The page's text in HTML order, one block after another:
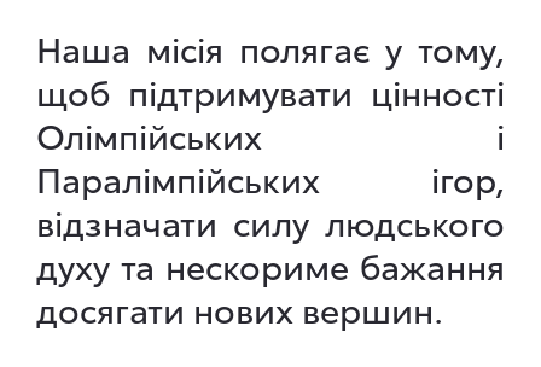
Наша місія полягає у тому,
щоб підтримувати цінності
Олімпійських і
Паралімпійських ігор,
відзначати силу людського
духу та нескориме бажання
досягати нових вершин.